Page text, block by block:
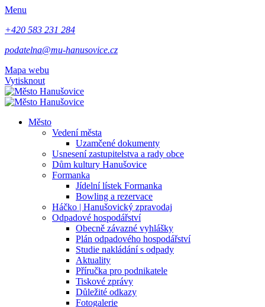
Menu
+420 583 231 284
podatelna@mu-hanusovice.cz
Mapa webu
Vytisknout
Město
Vedení města
Uzamčené dokumenty
Usnesení zastupitelstva a rady obce
Dům kultury Hanušovice
Formanka
Jídelní lístek Formanka
Bowling a rezervace
Háčko | Hanušovický zpravodaj
Odpadové hospodářství
Obecně závazné vyhlášky
Plán odpadového hospodářství
Studie nakládání s odpady
Aktuality
Příručka pro podnikatele
Tiskové zprávy
Důležité odkazy
Fotogalerie